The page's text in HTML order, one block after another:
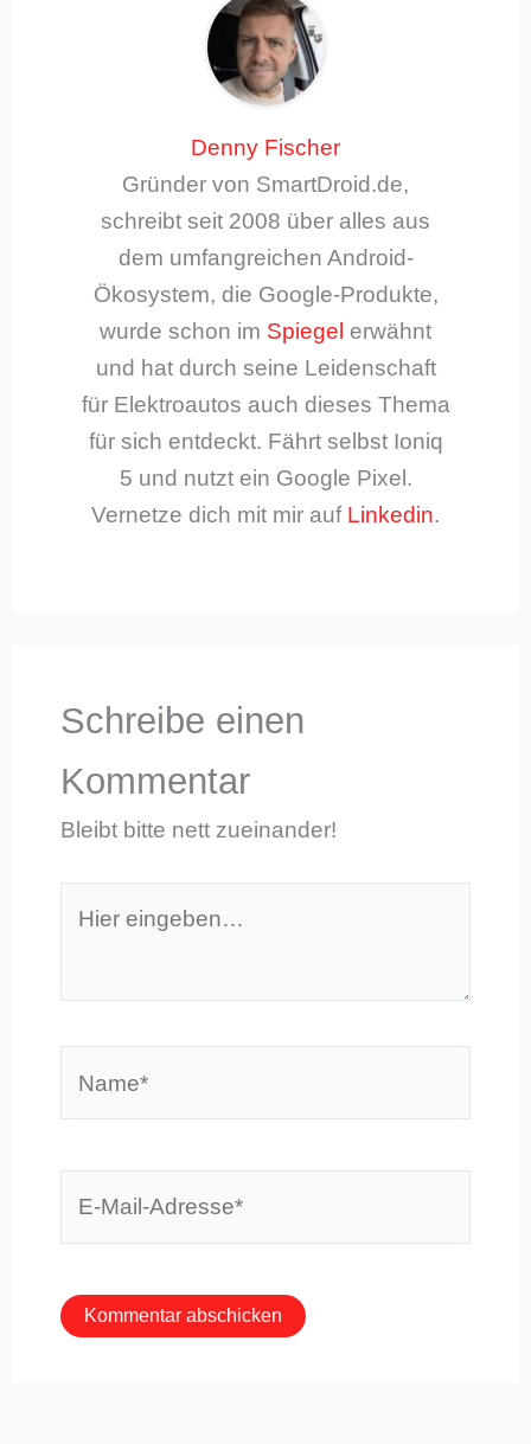
Denny Fischer
Gründer von SmartDroid.de,
schreibt seit 2008 über alles aus
dem umfangreichen Android-
Ökosystem, die Google-Produkte,
wurde schon im Spiegel erwähnt
und hat durch seine Leidenschaft
für Elektroautos auch dieses Thema
für sich entdeckt. Fährt selbst Ioniq
5 und nutzt ein Google Pixel.
Vernetze dich mit mir auf Linkedin.
Schreibe einen
Kommentar
Bleibt bitte nett zueinander!
eingeben…